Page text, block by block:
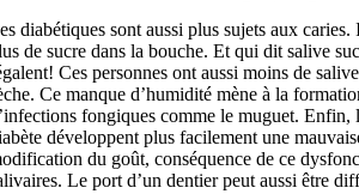
diabétiques sont aussi plus sujets aux caries.
de sucre dans la bouche. Et qui dit salive
Ces personnes ont aussi moins de
Ce manque d’humidité mène à la
fongiques comme le muguet. Enfin,
développent plus facilement une
du goût, conséquence de ce
Le port d’un dentier peut aussi être